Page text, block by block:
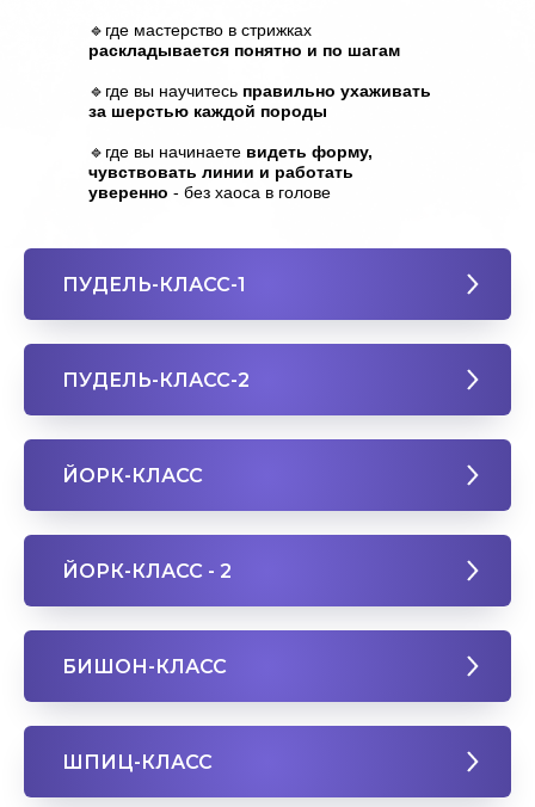
🔹где мастерство в стрижках
раскладывается понятно и по шагам
🔹где вы научитесь правильно ухаживать
за шерстью каждой породы
🔹где вы начинаете видеть форму,
чувствовать линии и работать
уверенно - без хаоса в голове
ПУДЕЛЬ-КЛАСС-1
ПУДЕЛЬ-КЛАСС-2
ЙОРК-КЛАСС
ЙОРК-КЛАСС - 2
БИШОН-КЛАСС
ШПИЦ-КЛАСС